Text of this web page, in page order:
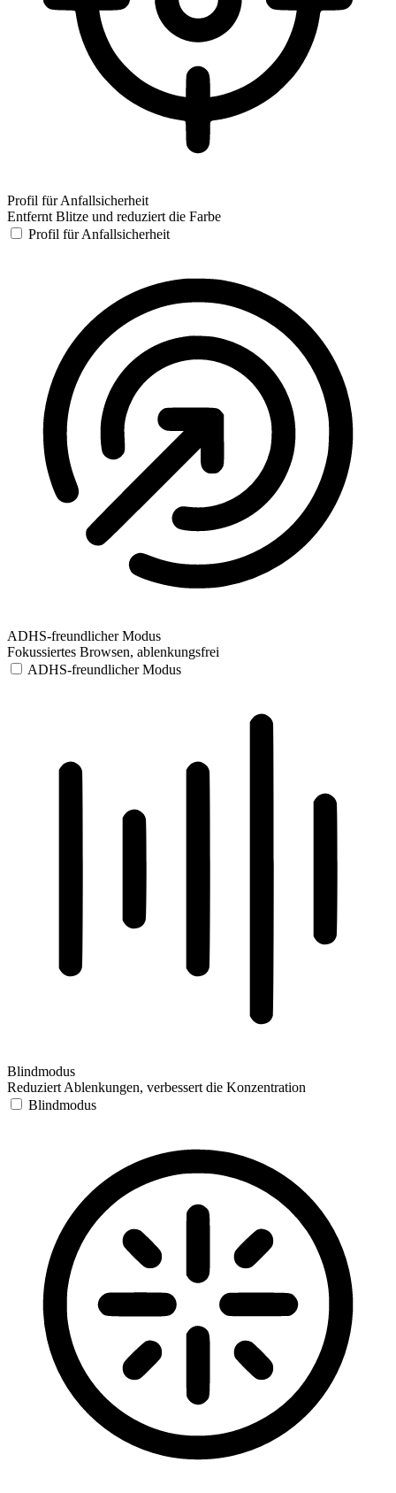
Profil für Anfallsicherheit
Entfernt Blitze und reduziert die Farbe
Profil für Anfallsicherheit
ADHS-freundlicher Modus
Fokussiertes Browsen, ablenkungsfrei
ADHS-freundlicher Modus
Blindmodus
Reduziert Ablenkungen, verbessert die Konzentration
Blindmodus